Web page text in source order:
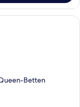
mit einem Bett,
Betten